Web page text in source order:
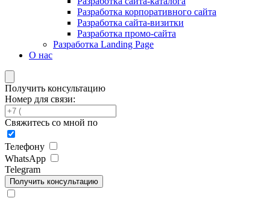
Разработка корпоративного сайта
Разработка сайта-визитки
Разработка промо-сайта
Разработка Landing Page
О нас
Получить консультацию
Номер для связи:
Свяжитесь со мной по
Телефону
WhatsApp
Telegram
Получить консультацию